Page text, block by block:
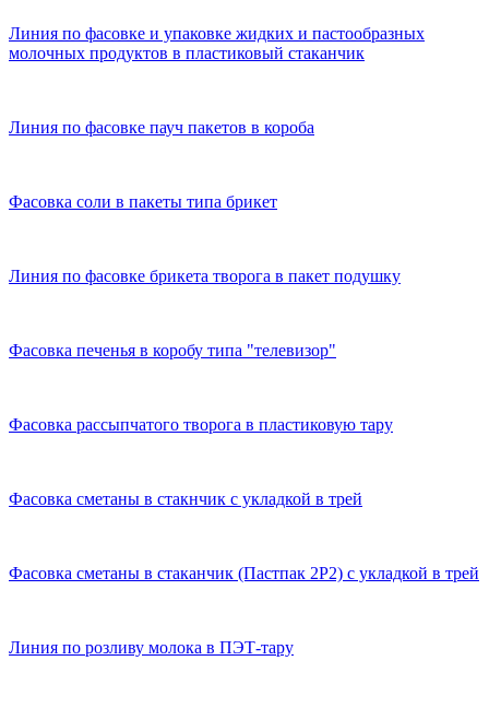
Линия по фасовке и упаковке жидких и пастообразных
молочных продуктов в пластиковый стаканчик
Линия по фасовке пауч пакетов в короба
Фасовка соли в пакеты типа брикет
Линия по фасовке брикета творога в пакет подушку
Фасовка печенья в коробу типа "телевизор"
Фасовка рассыпчатого творога в пластиковую тару
Фасовка сметаны в стакнчик с укладкой в трей
Фасовка сметаны в стаканчик (Пастпак 2Р2) с укладкой в трей
Линия по розливу молока в ПЭТ-тару